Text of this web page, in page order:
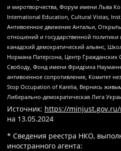
и миротворчества, Форум имени Льва
International Education, Cultural Vistas,
Антивоенное движение Антальи,
отношений и государственной
канадский демократический альянс,
Нормана Патерсона, Центр
Свободу, Фонд имени Фридриха
антивоенное сопротивление, Комитет
Stop Occupation of Karelia, Вернись
Либерально-демократическая Лига
Источник: https://
на 13.05.2024
* Сведения реестра НКО,
иностранного агента: